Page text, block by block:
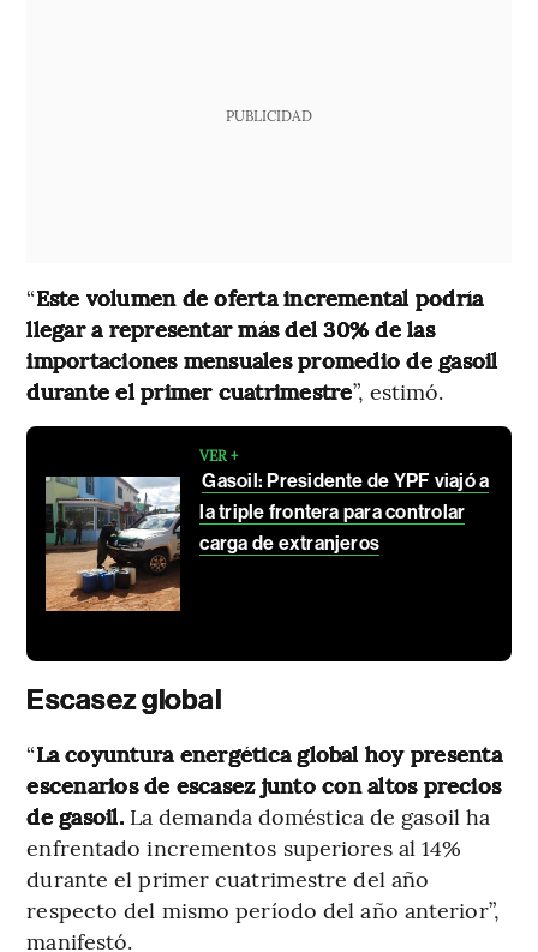
PUBLICIDAD
“Este volumen de oferta incremental podría
llegar a representar más del 30% de las
importaciones mensuales promedio de gasoil
durante el primer cuatrimestre”, estimó.
VER +
Gasoil: Presidente de YPF viajó a
la triple frontera para controlar
carga de extranjeros
Escasez global
“La coyuntura energética global hoy presenta
escenarios de escasez junto con altos precios
de gasoil.La demanda doméstica de gasoil ha
enfrentado incrementos superiores al 14%
durante el primer cuatrimestre del año
respecto del mismo período del año anterior”,
manifestó.